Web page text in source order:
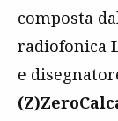
composta
radiofonica
e